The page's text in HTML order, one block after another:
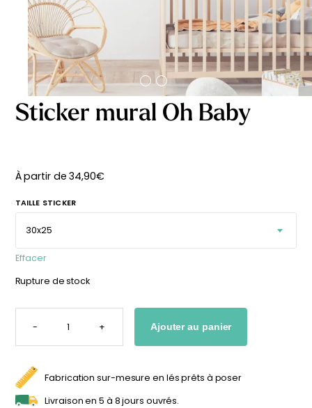
Papier peint Fleurs
délicates
À partir
de
29,90€
Papier peint jungle
beige
de
29,90 €
Affiche bébé Mes
premières fois
personnalisable
de
Affiche personnalisée
petits carreaux pour
de
14,90
Sticker mural Oh Baby
À partir de34,90€
TAILLE STICKER
Effacer
Rupture de stock
-
QUANTITÉ
STICKER
OH
+ Ajouter au panier
Fabrication sur-mesure en lés prêts à poser
Livraison en 5 à 8 jours ouvrés.